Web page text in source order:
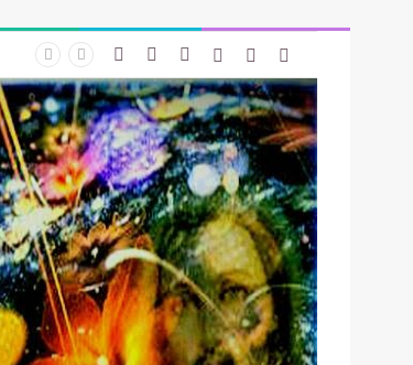
FacebookYouTubeInstagramIniciar Sesión
Artículo Aleatorio